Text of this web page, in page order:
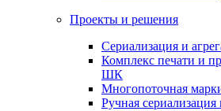
Проекты и решения
Сериализация и
Комплекс печати и
ШК
Многопоточная
Ручная сериализация